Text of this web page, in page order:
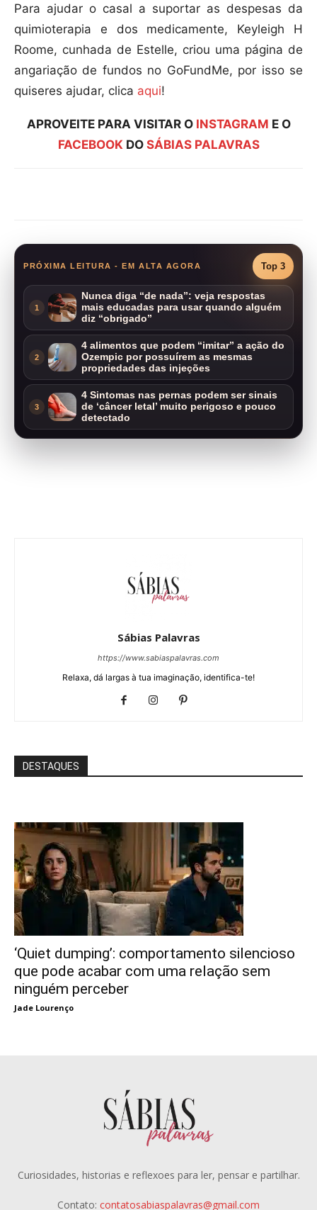
Para ajudar o casal a suportar as despesas da
quimioterapia e dos medicamente, Keyleigh H
Roome, cunhada de Estelle, criou uma página de
angariação de fundos no GoFundMe, por isso se
quiseres ajudar, clica aqui!
APROVEITE PARA VISITAR O INSTAGRAM E O
FACEBOOK DO SÁBIAS PALAVRAS
PRÓXIMA LEITURA - EM ALTA AGORA Top 3
1
Nunca diga “de nada”: veja respostas
mais educadas para usar quando alguém
diz “obrigado”
2
4 alimentos que podem “imitar” a ação do
Ozempic por possuírem as mesmas
propriedades das injeções
3
4 Sintomas nas pernas podem ser sinais
de ‘câncer letal’ muito perigoso e pouco
detectado
Sábias Palavras
https://www.sabiaspalavras.com
Relaxa, dá largas à tua imaginação, identifica-te!
DESTAQUES
‘Quiet dumping’: comportamento silencioso
que pode acabar com uma relação sem
ninguém perceber
Jade Lourenço
Curiosidades, historias e reflexoes para ler, pensar e partilhar.
Contato: contatosabiaspalavras@gmail.com